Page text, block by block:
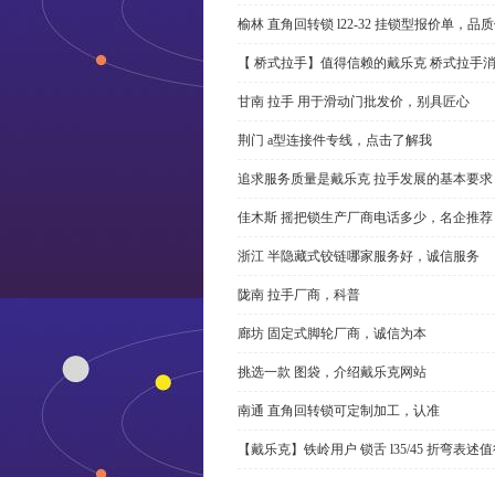
榆林 直角回转锁 l22-32 挂锁型报价单，品
【 桥式拉手】值得信赖的戴乐克 桥式拉手
甘南 拉手 用于滑动门批发价，别具匠心
荆门 a型连接件专线，点击了解我
追求服务质量是戴乐克 拉手发展的基本要求
佳木斯 摇把锁生产厂商电话多少，名企推荐
浙江 半隐藏式铰链哪家服务好，诚信服务
陇南 拉手厂商，科普
廊坊 固定式脚轮厂商，诚信为本
挑选一款 图袋，介绍戴乐克网站
南通 直角回转锁可定制加工，认准
【戴乐克】铁岭用户 锁舌 l35/45 折弯表述